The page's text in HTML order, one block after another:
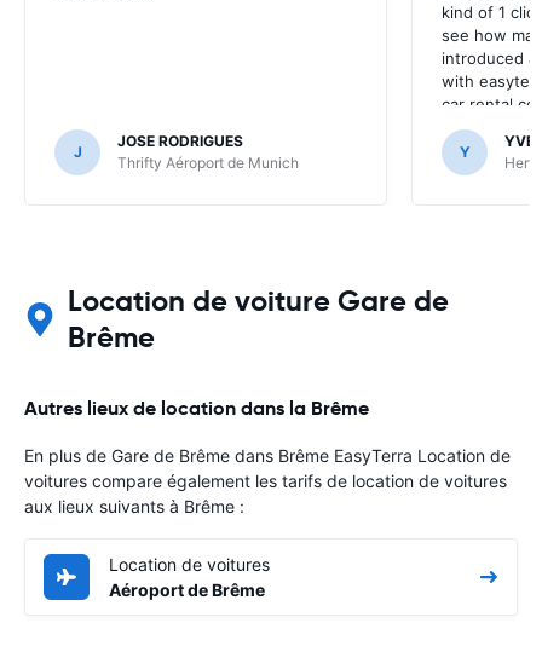
J
JOSE RODRIGUES
Thrifty Aéroport de Munich
kind of 1
see how
introduced
with
car rental
Y
Location de voiture Gare de
Brême
Autres lieux de location dans la Brême
En plus de Gare de Brême dans Brême EasyTerra Location de
voitures compare également les tarifs de location de voitures
aux lieux suivants à Brême :
Location de voitures
Aéroport de Brême